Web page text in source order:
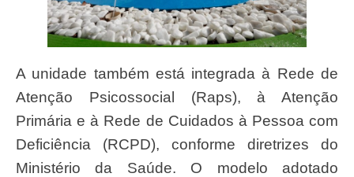
A unidade também está integrada à Rede de
Atenção Psicossocial (Raps), à Atenção
Primária e à Rede de Cuidados à Pessoa com
Deficiência (RCPD), conforme diretrizes do
Ministério da Saúde. O modelo adotado